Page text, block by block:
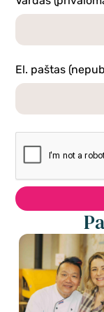
El. paštas